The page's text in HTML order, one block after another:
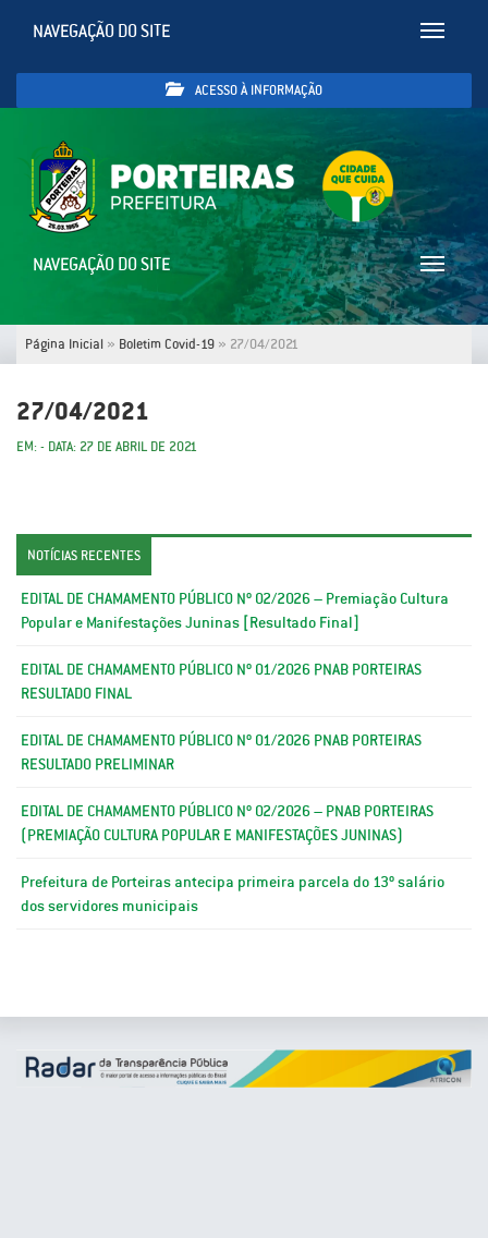
Toggle
NAVEGAÇÃO DO SITE
ACESSO À INFORMAÇÃO
Toggle
NAVEGAÇÃO DO SITE
Página Inicial » Boletim Covid-19 » 27/04/2021
27/04/2021
EM: - DATA: 27 DE ABRIL DE 2021
NOTÍCIAS RECENTES
EDITAL DE CHAMAMENTO PÚBLICO Nº 02/2026 – Premiação Cultura
Popular e Manifestações Juninas [Resultado Final]
EDITAL DE CHAMAMENTO PÚBLICO Nº 01/2026 PNAB PORTEIRAS
RESULTADO FINAL
EDITAL DE CHAMAMENTO PÚBLICO Nº 01/2026 PNAB PORTEIRAS
RESULTADO PRELIMINAR
EDITAL DE CHAMAMENTO PÚBLICO Nº 02/2026 – PNAB PORTEIRAS
(PREMIAÇÃO CULTURA POPULAR E MANIFESTAÇÕES JUNINAS)
Prefeitura de Porteiras antecipa primeira parcela do 13º salário
dos servidores municipais